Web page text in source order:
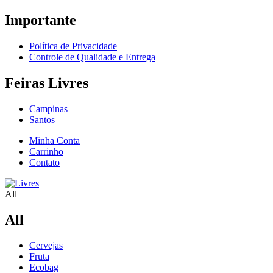
Importante
Política de Privacidade
Controle de Qualidade e Entrega
Feiras Livres
Campinas
Santos
Minha Conta
Carrinho
Contato
All
All
Cervejas
Fruta
Ecobag